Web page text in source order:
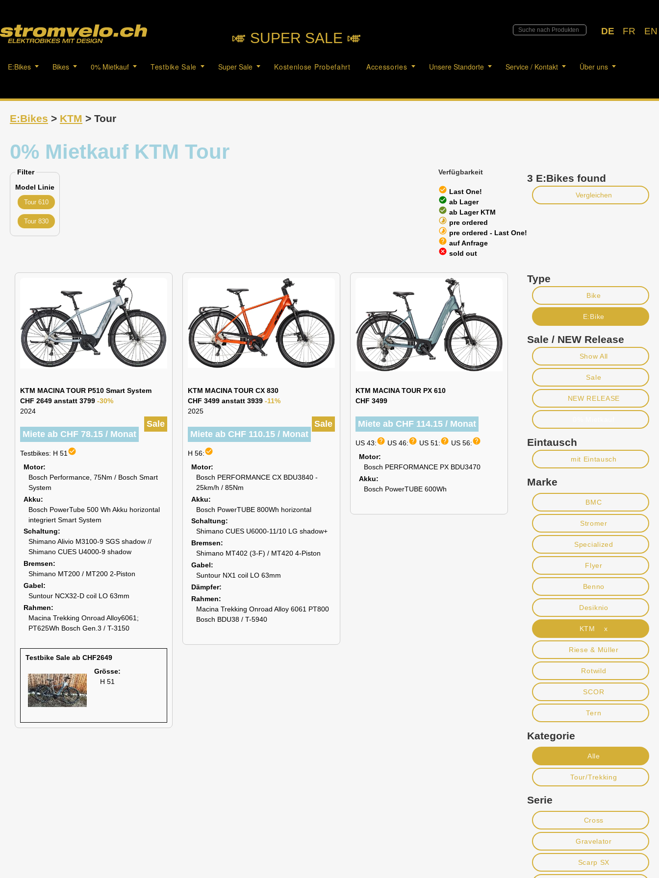
DE FR EN
🎺︎ SUPER SALE 🎺︎
E:Bikes Bikes 0% Mietkauf Testbike Sale Super Sale Kostenlose Probefahrt Accessories Unsere Standorte Service / Kontakt Über uns
E:Bikes > KTM > Tour
0% Mietkauf KTM Tour
Filter
Model Linie
Tour 610
Tour 830
Verfügbarkeit
check_circle Last One!
check_circle ab Lager
check_circle ab Lager KTM
timelapse pre ordered
timelapse pre ordered - Last One!
help auf Anfrage
cancel sold out
3 E:Bikes found
Vergleichen
KTM MACINA TOUR P510 Smart System
CHF 2649 anstatt 3799 -30%
2024
Sale
Miete ab CHF 78.15 / Monat
Testbikes: H 51 check_circle
Motor
Bosch Performance, 75Nm / Bosch Smart
System
Akku
Bosch PowerTube 500 Wh Akku horizontal
integriert Smart System
Schaltung
Shimano Alivio M3100-9 SGS shadow //
Shimano CUES U4000-9 shadow
Bremsen
Shimano MT200 / MT200 2-Piston
Gabel
Suntour NCX32-D coil LO 63mm
Rahmen
Macina Trekking Onroad Alloy6061;
PT625Wh Bosch Gen.3 / T-3150
Testbike Sale ab CHF2649
Grösse:
H 51
KTM MACINA TOUR CX 830
CHF 3499 anstatt 3939 -11%
2025
Sale
Miete ab CHF 110.15 / Monat
H 56:check_circle
Motor
Bosch PERFORMANCE CX BDU3840 -
25km/h / 85Nm
Akku
Bosch PowerTUBE 800Wh horizontal
Schaltung
Shimano CUES U6000-11/10 LG shadow+
Bremsen
Shimano MT402 (3-F) / MT420 4-Piston
Gabel
Suntour NX1 coil LO 63mm
Dämpfer
Rahmen
Macina Trekking Onroad Alloy 6061 PT800
Bosch BDU38 / T-5940
KTM MACINA TOUR PX 610
CHF 3499
Miete ab CHF 114.15 / Monat
US 43:help US 46:help US 51:help US 56:help
Motor
Bosch PERFORMANCE PX BDU3470
Akku
Bosch PowerTUBE 600Wh
Type
Bike
E:Bike
Sale / NEW Release
Show All
Sale
NEW RELEASE
Eintausch
mit Eintausch
Marke
BMC
Stromer
Specialized
Flyer
Benno
Desiknio
KTM x
Riese & Müller
Rotwild
SCOR
Tern
Kategorie
Alle
Tour/Trekking
Serie
Cross
Gravelator
Scarp SX